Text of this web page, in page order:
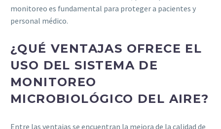
monitoreo es fundamental para proteger a pacientes y
personal médico.
¿QUÉ VENTAJAS OFRECE EL
USO DEL SISTEMA DE
MONITOREO
MICROBIOLÓGICO DEL AIRE?
Entre las ventajas se encuentran la mejora de la calidad de